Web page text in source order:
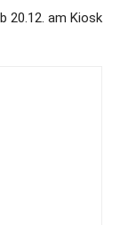
20.12. am Kiosk